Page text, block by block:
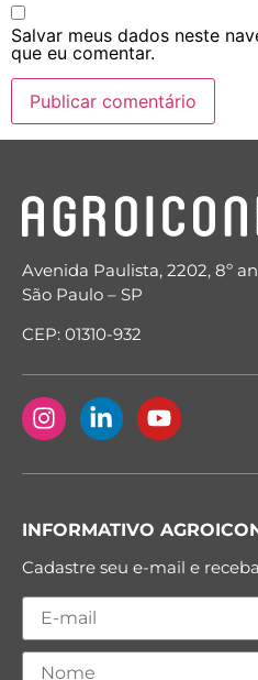
Salvar meus dados neste
que eu comentar.
Avenida Paulista, 2202, 8º
São Paulo – SP
CEP: 01310-932
INFORMATIVO
Cadastre seu e-mail e